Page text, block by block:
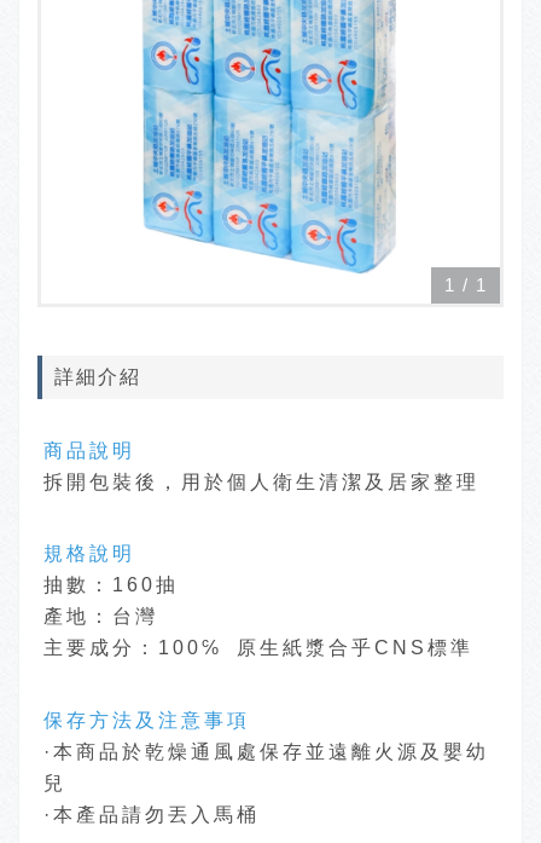
1 / 1
詳細介紹
商品說明
拆開包裝後，用於個人衛生清潔及居家整理
規格說明
抽數：160抽
產地：台灣
主要成分：100℅ 原生紙漿合乎CNS標準
保存方法及注意事項
·本商品於乾燥通風處保存並遠離火源及嬰幼
兒
·本產品請勿丟入馬桶